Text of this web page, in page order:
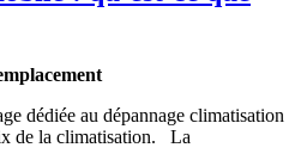
dédiée au dépannage climatisation
de la climatisation. La